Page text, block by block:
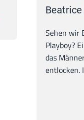
Sehen wir
Playboy?
das
entlocken.